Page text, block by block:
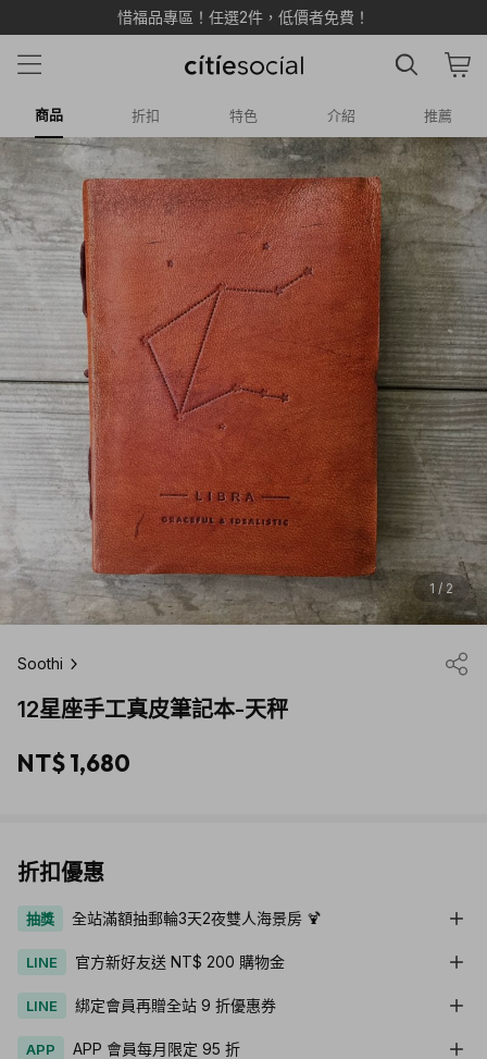
惜福品專區！任選2件，低價者免費！
商品 折扣 特色 介紹 推薦
1 / 2
Soothi
12星座手工真皮筆記本-天秤
NT$ 1,680
折扣優惠
抽獎 全站滿額抽郵輪3天2夜雙人海景房 🍹
LINE 官方新好友送 NT$ 200 購物金
LINE 綁定會員再贈全站 9 折優惠券
APP APP 會員每月限定 95 折